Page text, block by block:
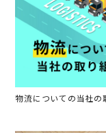
物流についての当社の